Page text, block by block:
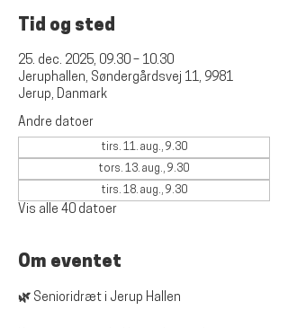
Tid og sted
25. dec. 2025, 09.30 – 10.30
Jeruphallen, Søndergårdsvej 11, 9981
Jerup, Danmark
Andre datoer
tirs. 11. aug., 9.30
tors. 13. aug., 9.30
tirs. 18. aug., 9.30
Vis alle 40 datoer
Om eventet
🌿 Senioridræt i Jerup Hallen